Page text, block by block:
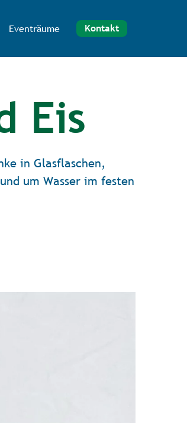
Eventräume Kontakt
Eis
in Glasflaschen,
um Wasser im festen